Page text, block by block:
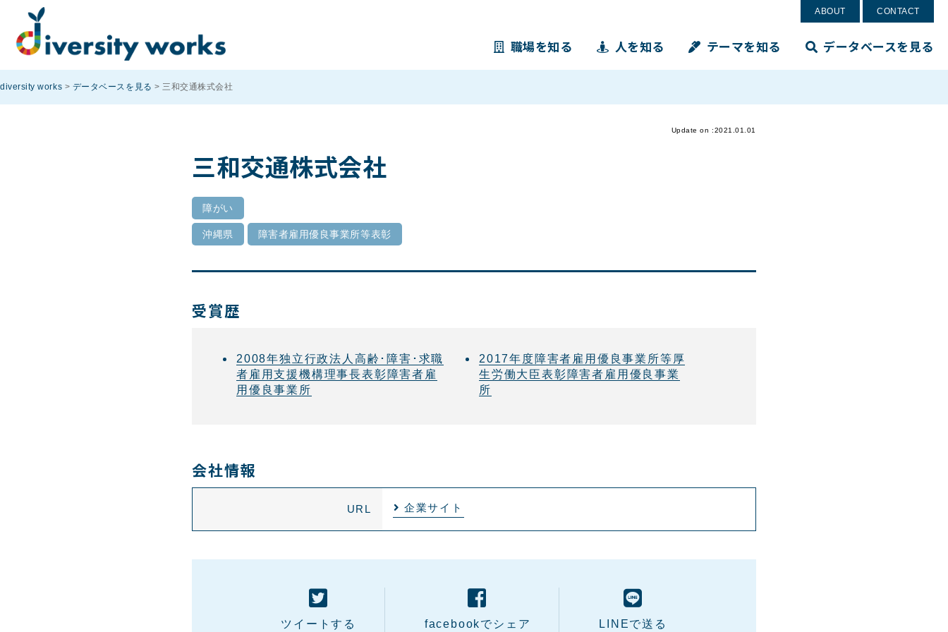
ABOUT CONTACT
職場を知る 人を知る テーマを知る データベースを見る
diversity works > データベースを見る >三和交通株式会社
Update on :2021.01.01
三和交通株式会社
障がい
沖縄県 障害者雇用優良事業所等表彰
受賞歴
2008年独立行政法人高齢･障害･求職
者雇用支援機構理事長表彰障害者雇
用優良事業所
2017年度障害者雇用優良事業所等厚
生労働大臣表彰障害者雇用優良事業
所
会社情報
URL 企業サイト
ツイートする facebookでシェア LINEで送る